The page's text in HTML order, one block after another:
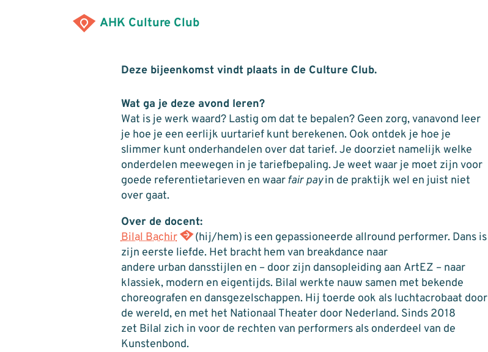
AHK Culture Club
Deze bijeenkomst vindt plaats in de Culture Club.
Wat ga je deze avond leren?
Wat is je werk waard? Lastig om dat te bepalen? Geen zorg, vanavond leer
je hoe je een eerlijk uurtarief kunt berekenen. Ook ontdek je hoe je
slimmer kunt onderhandelen over dat tarief. Je doorziet namelijk welke
onderdelen meewegen in je tariefbepaling. Je weet waar je moet zijn voor
goede referentietarieven en waarfairpayin de praktijk wel en juist niet
over gaat.
Over de docent:
Bilal Bachir
(hij/hem) is een gepassioneerde allround performer. Dans is
zijn eerste liefde. Het bracht hem van breakdance naar
andere urban dansstijlen en – door zijn dansopleiding aan ArtEZ – naar
klassiek, modern en eigentijds. Bilal werkte nauw samen met bekende
choreografen en dansgezelschappen. Hij toerde ook als luchtacrobaat door
de wereld, en met het Nationaal Theater door Nederland. Sinds 2018
zet Bilal zich in voor de rechten van performers als onderdeel van de
Kunstenbond.